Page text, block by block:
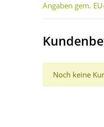
Angaben gem.
Noch keine